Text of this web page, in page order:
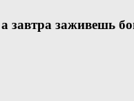
завтра заживешь